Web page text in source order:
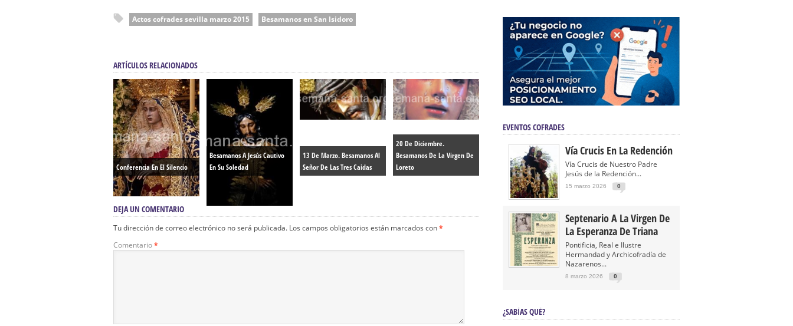
Actos cofrades sevilla marzo 2015 Besamanos en San Isidoro
ARTÍCULOS RELACIONADOS
Conferencia En El Silencio
Besamanos A Jesús Cautivo
En Su Soledad
13 De Marzo. Besamanos Al
Señor De Las Tres Caidas
20 De Diciembre.
Besamanos De La Virgen De
Loreto
DEJA UN COMENTARIO
Tu dirección de correo electrónico no será publicada. Los campos obligatorios están marcados con*
Comentario*
EVENTOS COFRADES
Vía Crucis En La Redención
Vía Crucis de Nuestro Padre
Jesús de la Redención...
15 marzo 2026 0
Septenario A La Virgen De
La Esperanza De Triana
Pontificia, Real e Ilustre
Hermandad y Archicofradía de
Nazarenos...
8 marzo 2026 0
¿SABÍAS QUÉ?